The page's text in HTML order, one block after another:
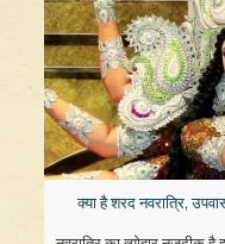
क्या है शरद नवरात्रि,